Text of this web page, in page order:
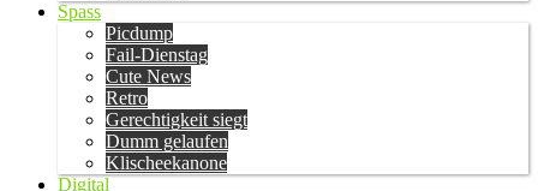
Spass
Picdump
Fail-Dienstag
Cute News
Retro
Gerechtigkeit siegt
Dumm gelaufen
Klischeekanone
Digital